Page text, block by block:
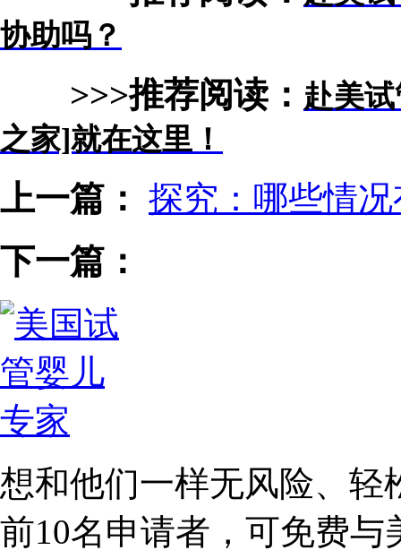
协助吗？
>>>推荐阅读： 赴美
之家]就在这里！
上一篇： 探究：哪些情
下一篇：
想和他们一样无风险、轻
前10名申请者，可免费与